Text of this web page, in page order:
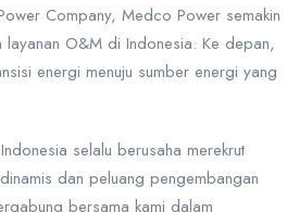
Company, Medco Power semakin
O&M di Indonesia. Ke depan,
energi menuju sumber energi yang
selalu berusaha merekrut
dan peluang pengembangan
bersama kami dalam